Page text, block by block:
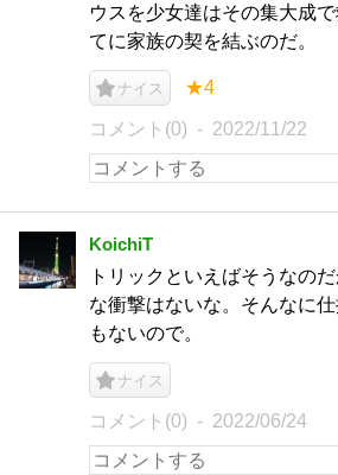
ウスを少女達はその集大成
てに家族の契を結ぶのだ。
ナイス ★4
コメント(0) 2022/11/22
KoichiT
トリックといえばそうなの
な衝撃はないな。そんなに
もないので。
ナイス
コメント(0) 2022/06/24